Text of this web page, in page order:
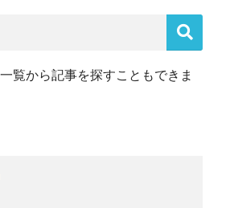
覧から記事を探すこともできま